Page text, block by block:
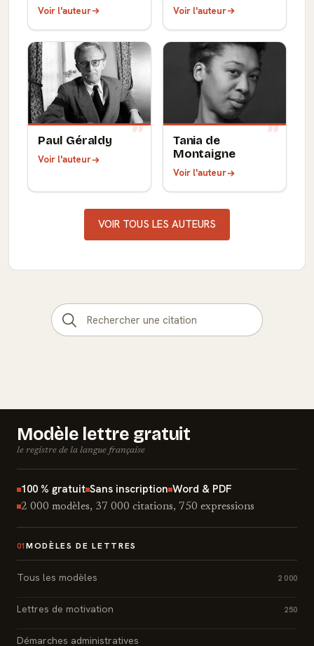
Voir l'auteur Voir l'auteur
Paul Géraldy
Voir l'auteur
Tania de
Montaigne
Voir l'auteur
VOIR TOUS LES AUTEURS
Modèle lettre gratuit
le registre de la langue française
100 % gratuit Sans inscription Word & PDF
2 000 modèles, 37 000 citations, 750 expressions
01 MODÈLES DE LETTRES
Tous les modèles 2 000
Lettres de motivation 250
Démarches administratives